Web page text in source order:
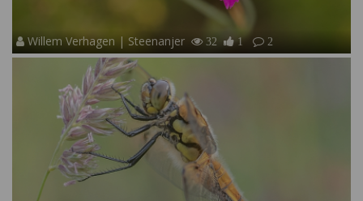
Willem Verhagen | Steenanjer 32 1 2